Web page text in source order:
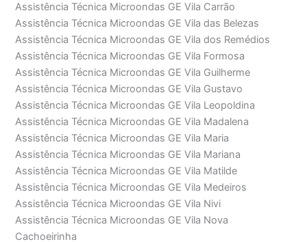
Assistência Técnica Microondas GE Vila Carrão
Assistência Técnica Microondas GE Vila das Belezas
Assistência Técnica Microondas GE Vila dos Remédios
Assistência Técnica Microondas GE Vila Formosa
Assistência Técnica Microondas GE Vila Guilherme
Assistência Técnica Microondas GE Vila Gustavo
Assistência Técnica Microondas GE Vila Leopoldina
Assistência Técnica Microondas GE Vila Madalena
Assistência Técnica Microondas GE Vila Maria
Assistência Técnica Microondas GE Vila Mariana
Assistência Técnica Microondas GE Vila Matilde
Assistência Técnica Microondas GE Vila Medeiros
Assistência Técnica Microondas GE Vila Nivi
Assistência Técnica Microondas GE Vila Nova
Cachoeirinha